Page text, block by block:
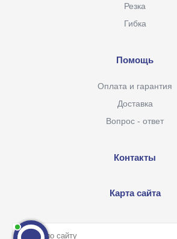
Резка
Гибка
Помощь
Оплата и гарантия
Доставка
Вопрос - ответ
Контакты
Карта сайта